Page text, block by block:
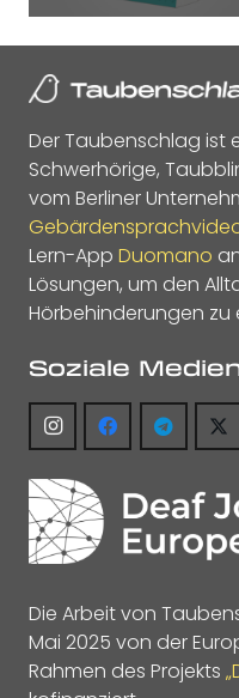
Der Taubenschlag ist
Schwerhörige,
vom Berliner
Lern-App Duomano
Lösungen, um den
Hörbehinderungen zu
Soziale
Die Arbeit von
Mai 2025 von der
Rahmen des Projekts